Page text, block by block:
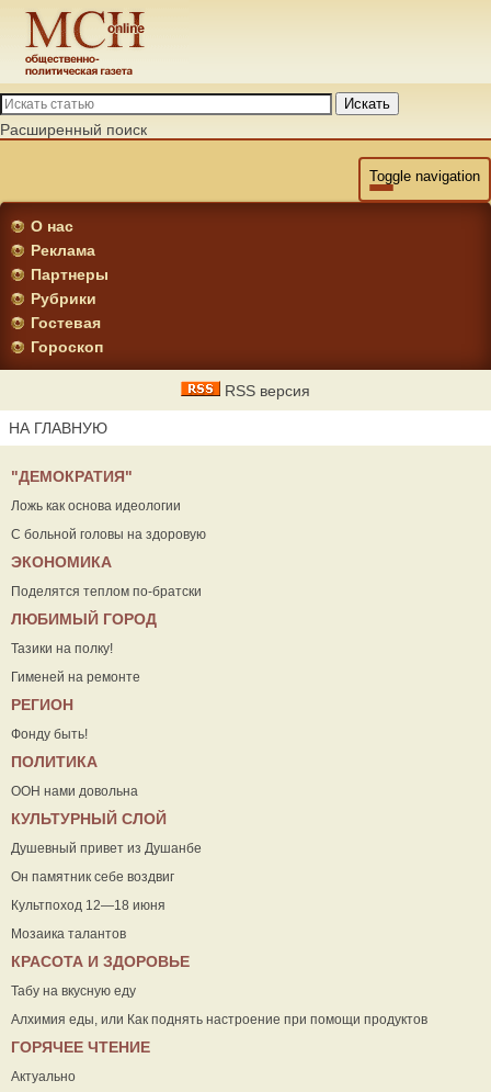
Искать
Расширенный поиск
Toggle navigation
О нас
Реклама
Партнеры
Рубрики
Гостевая
Гороскоп
RSS версия
НА ГЛАВНУЮ
"ДЕМОКРАТИЯ"
Ложь как основа идеологии
С больной головы на здоровую
ЭКОНОМИКА
Поделятся теплом по-братски
ЛЮБИМЫЙ ГОРОД
Тазики на полку!
Гименей на ремонте
РЕГИОН
Фонду быть!
ПОЛИТИКА
ООН нами довольна
КУЛЬТУРНЫЙ СЛОЙ
Душевный привет из Душанбе
Он памятник себе воздвиг
Культпоход 12—18 июня
Мозаика талантов
КРАСОТА И ЗДОРОВЬЕ
Табу на вкусную еду
Алхимия еды, или Как поднять настроение при помощи продуктов
ГОРЯЧЕЕ ЧТЕНИЕ
Актуально